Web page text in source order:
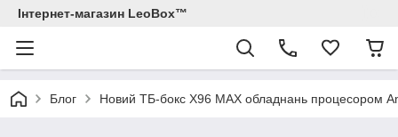
Інтернет-магазин LeoBox™
Блог Новий ТБ-бокс X96 MAX обладнань процесором